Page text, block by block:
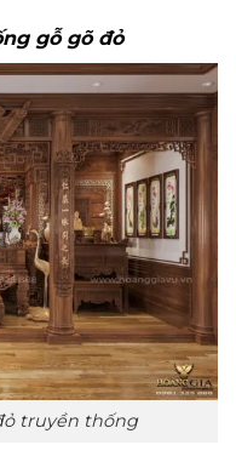
gỗ gõ đỏ
truyền thống